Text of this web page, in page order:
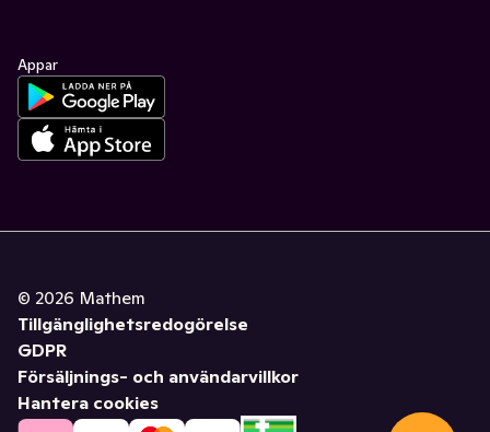
Appar
© 2026 Mathem
Tillgänglighetsredogörelse
GDPR
Försäljnings- och användarvillkor
Hantera cookies